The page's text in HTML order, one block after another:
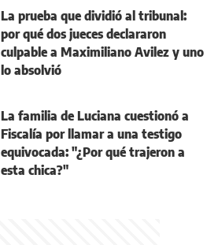
La prueba que dividió al tribunal:
por qué dos jueces declararon
culpable a Maximiliano Avilez y uno
lo absolvió
La familia de Luciana cuestionó a
Fiscalía por llamar a una testigo
equivocada: "¿Por qué trajeron a
esta chica?"